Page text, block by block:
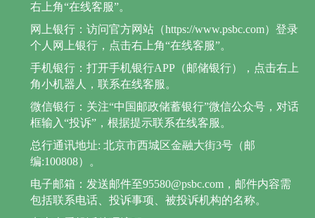
右上角“在线客服”。
网上银行：访问官方网站（https://www.psbc.com）登录
个人网上银行，点击右上角“在线客服”。
手机银行：打开手机银行APP（邮储银行），点击右上
角小机器人，联系在线客服。
微信银行：关注“中国邮政储蓄银行”微信公众号，对话
框输入“投诉”，根据提示联系在线客服。
总行通讯地址: 北京市西城区金融大街3号（邮
编:100808）。
电子邮箱：发送邮件至95580@psbc.com，邮件内容需
包括联系电话、投诉事项、被投诉机构的名称。